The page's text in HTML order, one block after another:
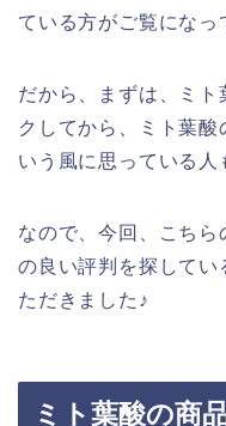
ている方がご覧になっ
だから、まずは、ミト
クしてから、ミト葉酸
いう風に思っている人
なので、今回、こち
の良い評判を探してい
ただきました♪
ミト葉酸の商